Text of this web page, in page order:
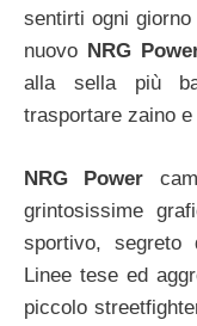
sentirti ogni
nuovo NRG
alla sella più
trasportare zaino e
NRG Power
grintosissime
sportivo, segreto
Linee tese ed
piccolo